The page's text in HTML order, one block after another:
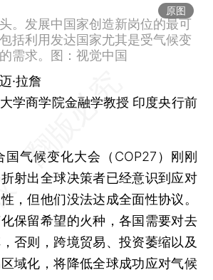
原图
。发展中国家创造新岗位的最可
括利用发达国家尤其是受气候变
需求。图：视觉中国
·拉詹
商学院金融学教授 印度央行前
气候变化大会（COP27）刚刚
射出全球决策者已经意识到应对
，但他们没法达成全面性协议。
保留希望的火种，各国需要对去
否则，跨境贸易、投资萎缩以及
域化，将降低全球成功应对气候